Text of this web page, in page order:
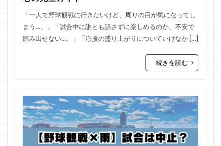
「一人で野球観戦に行きたいけど、周りの目が気になってし
まう…。」「試合中に誰とも話さずに楽しめるのか、不安で
踏み出せない…。」「応援の盛り上がりについていけなか […]
続きを読む